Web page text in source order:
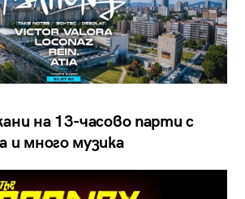
на 13-часово парти с
и много музика